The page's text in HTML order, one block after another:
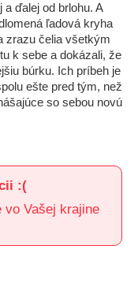
ďalej od brlohu. A
ľadová kryha
zrazu čelia všetkým
k sebe a dokázali, že
búrku. Ich príbeh je
ešte pred tým, než
so sebou novú
:(
vo Vašej krajine